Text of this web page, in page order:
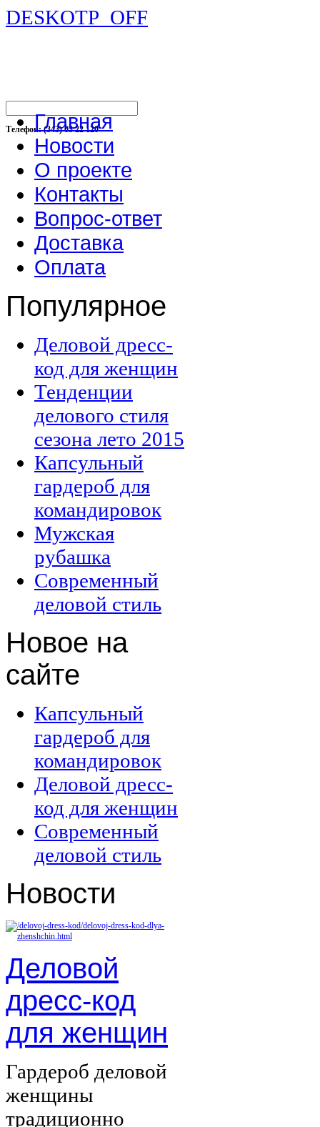
DESKOTP_OFF
Телефон: (343) 03 22 120
Главная
Новости
О проекте
Контакты
Вопрос-ответ
Доставка
Оплата
Популярное
Деловой дресс-
код для женщин
Тенденции
делового стиля
сезона лето 2015
Капсульный
гардероб для
командировок
Мужская
рубашка
Современный
деловой стиль
Новое на
сайте
Капсульный
гардероб для
командировок
Деловой дресс-
код для женщин
Современный
деловой стиль
Новости
Деловой
дресс-код
для женщин
Гардероб деловой
женщины
традиционно